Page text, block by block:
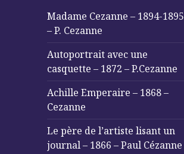
Madame Cezanne – 1894-1895
– P. Cezanne
Autoportrait avec une
casquette – 1872 – P.Cezanne
Achille Emperaire – 1868 –
Cezanne
Le père de l’artiste lisant un
journal – 1866 – Paul Cézanne